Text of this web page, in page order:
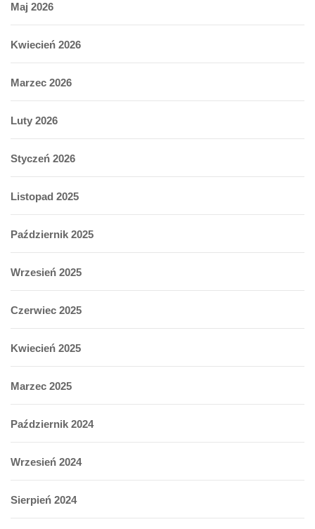
Maj 2026
Kwiecień 2026
Marzec 2026
Luty 2026
Styczeń 2026
Listopad 2025
Październik 2025
Wrzesień 2025
Czerwiec 2025
Kwiecień 2025
Marzec 2025
Październik 2024
Wrzesień 2024
Sierpień 2024